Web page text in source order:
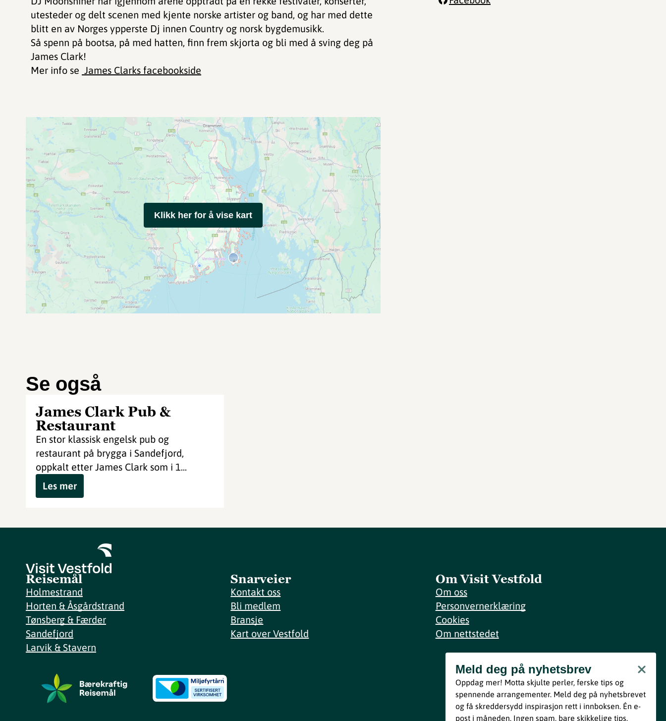
utesteder og delt scenen med kjente norske artister og band, og har med dette
blitt en av Norges ypperste Dj innen Country og norsk bygdemusikk.
Så spenn på bootsa, på med hatten, finn frem skjorta og bli med å sving deg på
James Clark!
Mer info se James Clarks facebookside
Klikk her for å vise kart
Se også
James Clark Pub &
Restaurant
En stor klassisk engelsk pub og
restaurant på brygga i Sandefjord,
oppkalt etter James Clark som i 1...
Les mer
Reisemål
Holmestrand
Horten & Åsgårdstrand
Tønsberg & Færder
Sandefjord
Larvik & Stavern
Snarveier
Kontakt oss
Bli medlem
Bransje
Kart over Vestfold
Om Visit Vestfold
Om oss
Personvernerklæring
Cookies
Om nettstedet
Meld deg på nyhetsbrev
Bli med
Ved å melde deg inn godtar du våre vilkår i henhold til vår
personvernerklæring.
Meld deg på nyhetsbrev
Oppdag mer! Motta skjulte perler, ferske tips og
spennende arrangementer. Meld deg på nyhetsbrevet
og få skreddersydd inspirasjon rett i innboksen. Én e-
post i måneden. Ingen spam, bare skikkelige tips.